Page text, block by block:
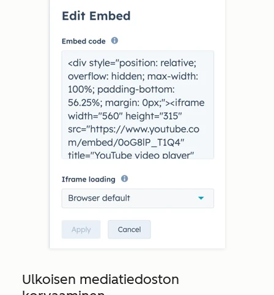
Ulkoisen mediatiedoston